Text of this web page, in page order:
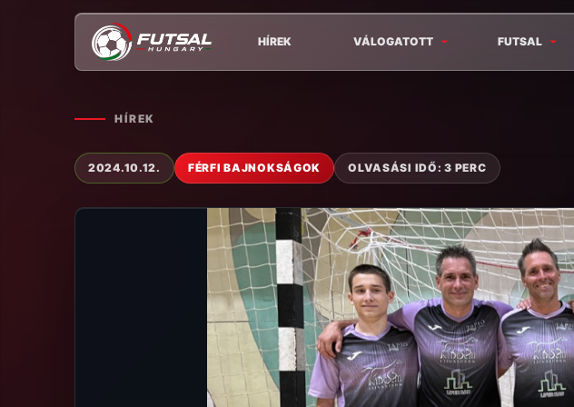
HÍREK VÁLOGATOTT FUTSAL
HÍREK
2024.10.12. FÉRFI BAJNOKSÁGOK OLVASÁSI IDŐ: 3 PERC